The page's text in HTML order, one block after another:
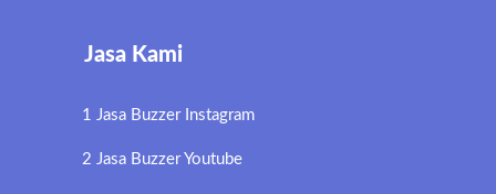
Jasa Kami
1 Jasa Buzzer Instagram
2 Jasa Buzzer Youtube